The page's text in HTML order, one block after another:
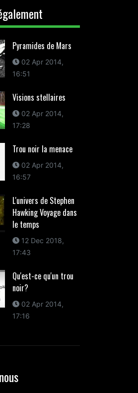
Pyramides de Mars
02 Apr 2014,
16:51
Visions stellaires
02 Apr 2014,
17:28
Trou noir la menace
02 Apr 2014,
16:57
L'univers de Stephen
Hawking Voyage dans
le temps
12 Dec 2018,
17:43
Qu'est-ce qu'un trou
noir?
02 Apr 2014,
17:16